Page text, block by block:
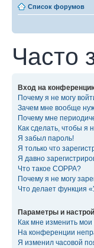
Список форумов
Часто
Вход на
Почему я не могу
Зачем мне вообще
Почему мне
Как сделать, чтобы я
Я забыл пароль!
Я только что
Я давно
Что такое COPPA?
Почему я не могу
Что делает функция
Параметры и
Как мне изменить мои
На конференции
Я изменил часовой